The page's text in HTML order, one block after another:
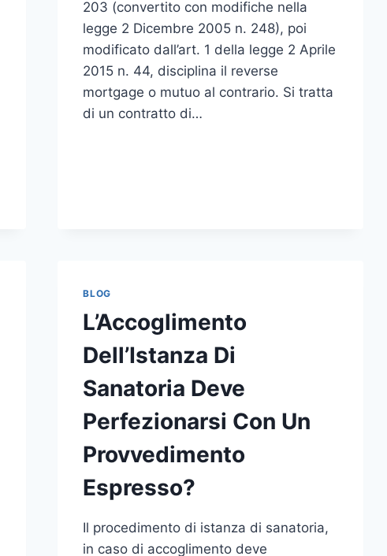
203 (convertito con modifiche nella
legge 2 Dicembre 2005 n. 248), poi
modificato dall’art. 1 della legge 2 Aprile
2015 n. 44, disciplina il reverse
mortgage o mutuo al contrario. Si tratta
di un contratto di…
BLOG
L’Accoglimento
Dell’Istanza Di
Sanatoria Deve
Perfezionarsi Con Un
Provvedimento
Espresso?
Il procedimento di istanza di sanatoria,
in caso di accoglimento deve